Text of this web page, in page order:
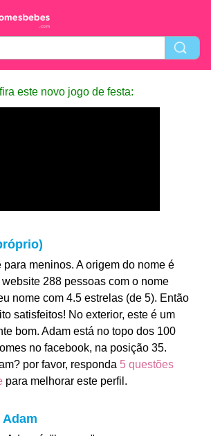
este novo jogo de festa:
para meninos. A origem do nome é
website 288 pessoas com o nome
nome com 4.5 estrelas (de 5). Então
satisfeitos! No exterior, este é um
bom. Adam está no topo dos 100
no facebook, na posição 35.
por favor, responda 5 questões
para melhorar este perfil.